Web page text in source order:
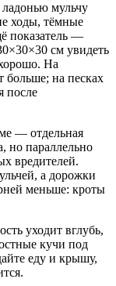
мульчу
ходы, тёмные
показатель —
см увидеть
На
больше; на песках
после
— отдельная
но параллельно
вредителей.
а дорожки
меньше: кроты
уходит вглубь,
кучи под
еду и крышу,